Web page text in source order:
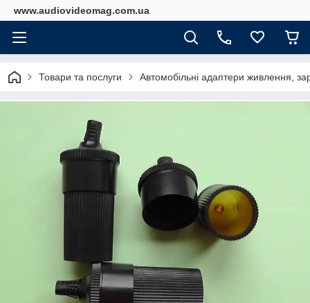
www.audiovideomag.com.ua
Товари та послуги Автомобільні адаптери живлення,